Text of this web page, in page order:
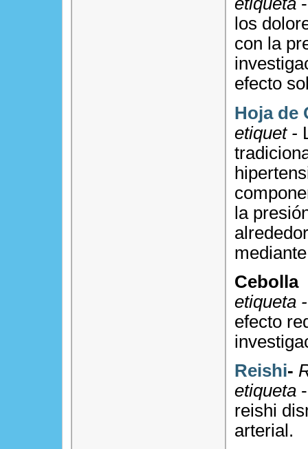
los
con la
efecto
Hoja de
etiquet -
la
Cebolla
etiqueta
efecto
Reishi-
etiqueta
reishi
arterial.